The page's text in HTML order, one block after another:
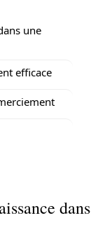
une
efficace
dans